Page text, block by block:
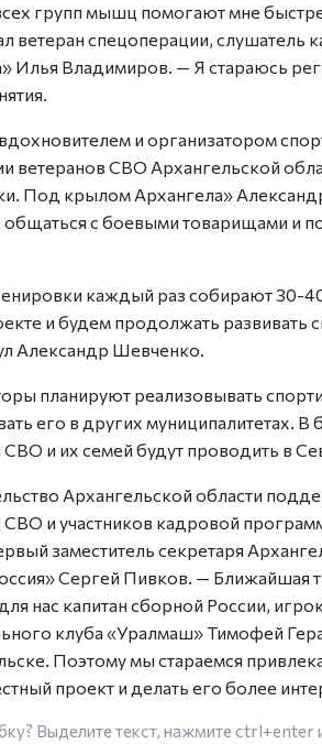
групп мышц помогают мне
ветеран спецоперации,
Илья Владимиров. — Я стараюсь
и организатором
ветеранов СВО Архангельской
Под крылом Архангела»
общаться с боевыми товарищами и
каждый раз собирают 30-
и будем продолжать
Александр Шевченко.
планируют реализовывать
его в других муниципалитетах.
СВО и их семей будут проводить в
Архангельской области
СВО и участников кадровой
заместитель секретаря
Сергей Пивков. — Ближайшая
нас капитан сборной России,
клуба «Уралмаш» Тимофей
Поэтому мы стараемся
проект и делать его более
Выделите текст, нажмите ctrl+enter